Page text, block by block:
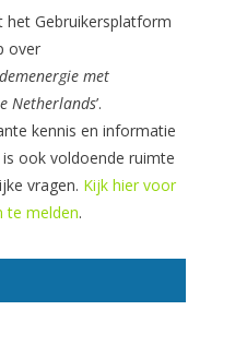
het Gebruikersplatform
over
met
Netherlands’.
kennis en informatie
ook voldoende ruimte
vragen. Kijk hier voor
te melden.